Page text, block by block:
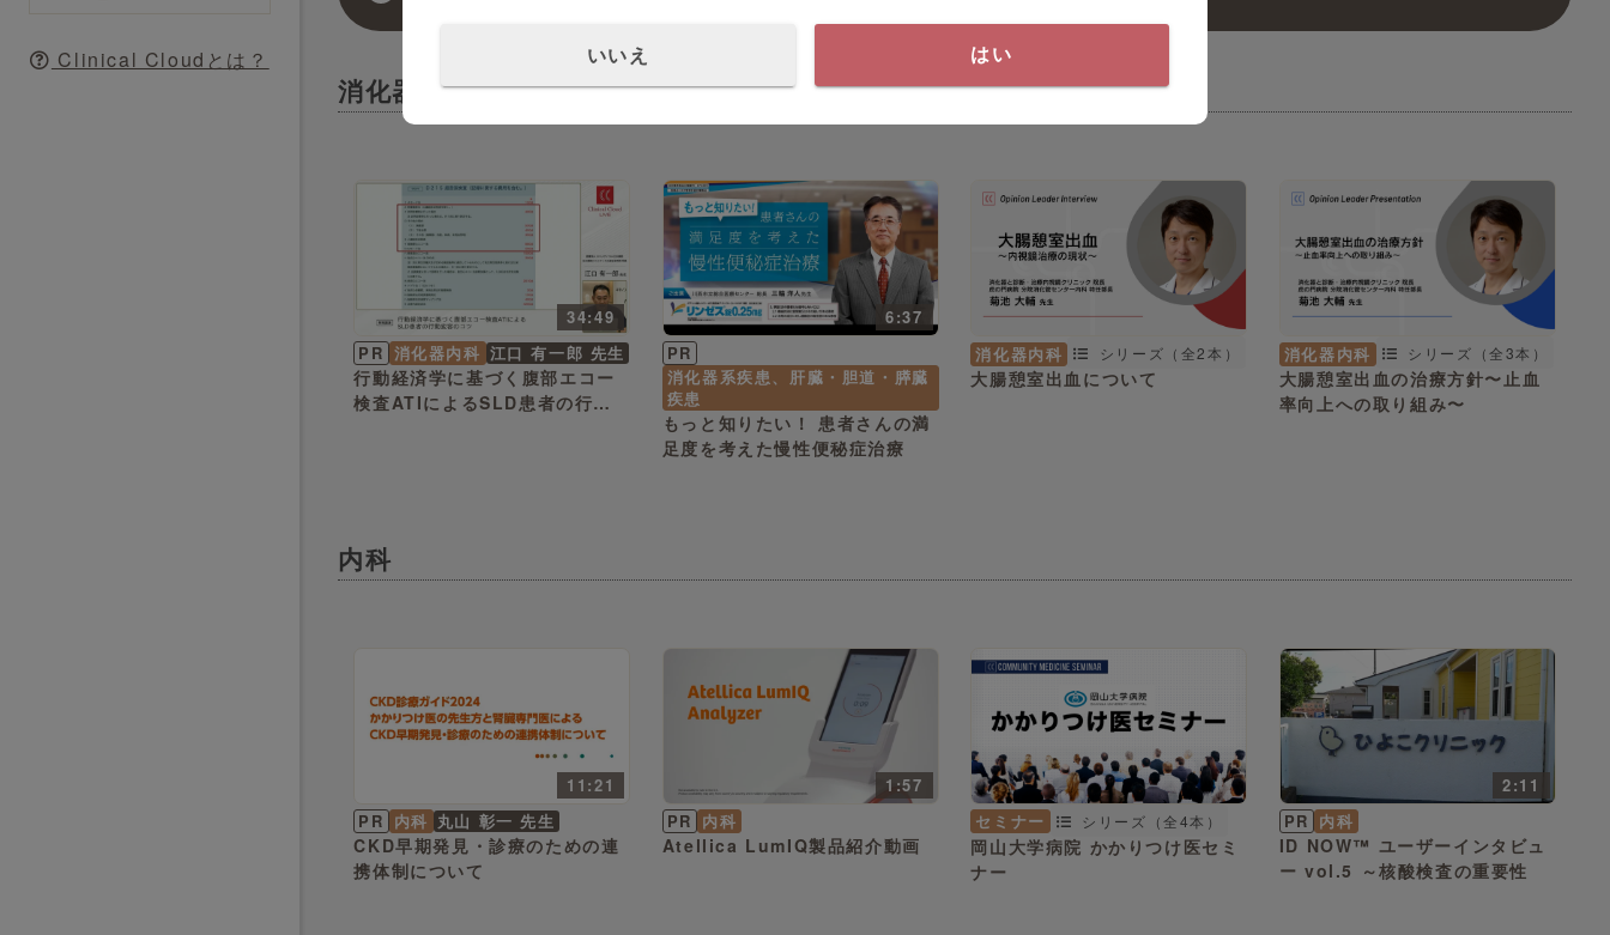
Clinical Cloudとは？
消化器内科
34:49
PR 消化器内科 江口 有一郎 先生
行動経済学に基づく腹部エコー
検査ATIによるSLD患者の行動
6:37
PR
消化器系疾患、肝臓・胆道・膵臓
疾患
もっと知りたい！ 患者さんの満
足度を考えた慢性便秘症治療
消化器内科 シリーズ（全2本）
大腸憩室出血について
消化器内科 シリーズ（全3本）
大腸憩室出血の治療方針〜止血
率向上への取り組み〜
内科
11:21
PR 内科 丸山 彰一 先生
CKD早期発見・診療のための連
携体制について
1:57
PR 内科
Atellica LumIQ製品紹介動画
セミナー シリーズ（全4本）
岡山大学病院 かかりつけ医セミ
ナー
2:11
PR 内科
ID NOW™ ユーザーインタビュ
ー vol.5 ～核酸検査の重要性
いいえ はい